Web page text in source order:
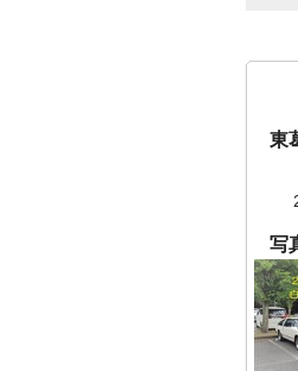
東
写